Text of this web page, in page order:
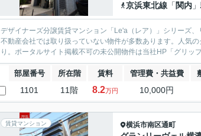
京浜東北線 「 関内
デザイナーズ分譲賃貸マンション「Le'a（レア）」シリーズ
不動産会社では取り扱っていない物件が多数あります。人気
り。ポータルサイト掲載不可の未公開物件は当社HP「グリッ
部屋番号 所在階 賃料 管理費・共益費
1101 11階 8.2万円 10,000円
賃貸マンション 横浜市南区通町